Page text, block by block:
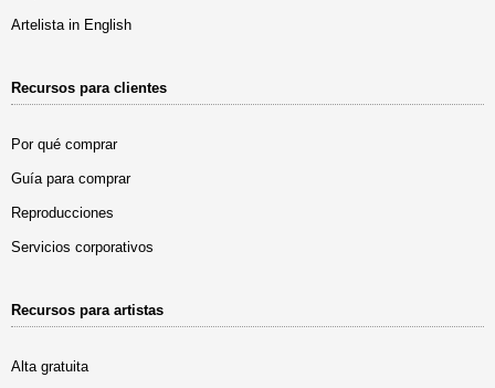
Artelista in English
Recursos para clientes
Por qué comprar
Guía para comprar
Reproducciones
Servicios corporativos
Recursos para artistas
Alta gratuita